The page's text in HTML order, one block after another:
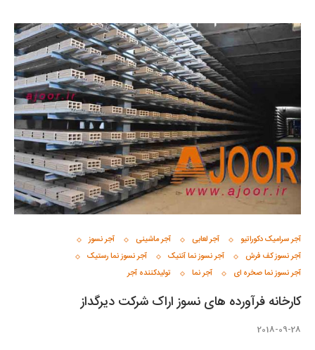
آجر سرامیک دکوراتیو آجر لعابی آجر ماشینی
آجر نسوز
آجر نسوز کف فرش
آجر نسوز نما آنتیک
آجر نسوز نما رستیک
آجر نسوز نما صخره ای
آجر نما تولیدکننده آجر
کارخانه فرآورده های نسوز اراک شرکت دیرگداز
2018-09-28